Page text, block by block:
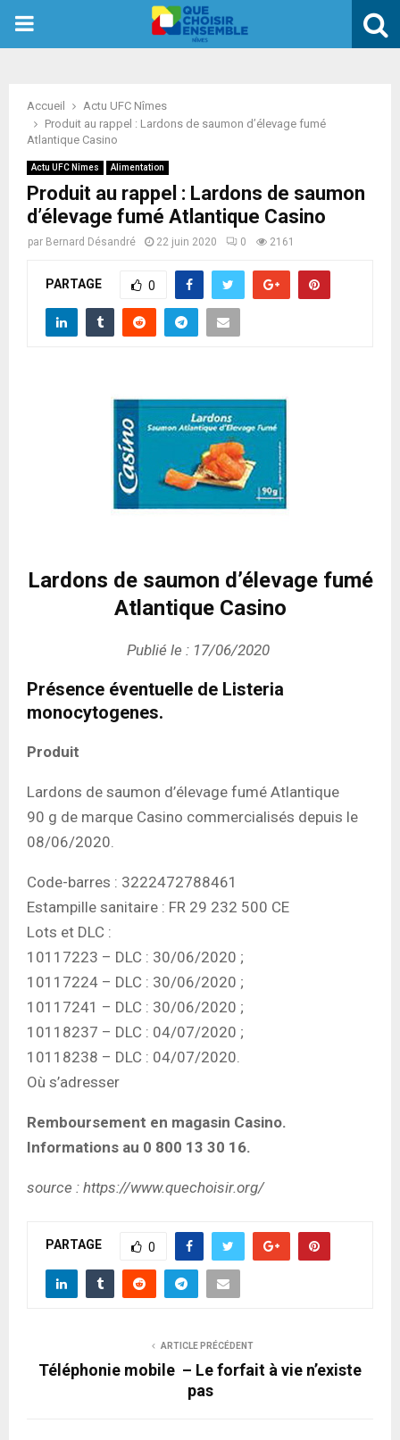
PRIMARY
Accueil
Actu UFC Nîmes
Produit au rappel : Lardons de saumon d’élevage fumé
Atlantique Casino
Actu UFC Nîmes Alimentation
Produit au rappel : Lardons de saumon
d’élevage fumé Atlantique Casino
par Bernard Désandré 22 juin 2020 0 2161
PARTAGE 0
Lardons de saumon d’élevage fumé
Atlantique Casino
Publié le : 17/06/2020
Présence éventuelle de Listeria
monocytogenes.
Produit
Lardons de saumon d’élevage fumé Atlantique
90 g de marque Casino commercialisés depuis le
08/06/2020.
Code-barres : 3222472788461
Estampille sanitaire : FR 29 232 500 CE
Lots et DLC :
10117223 – DLC : 30/06/2020 ;
10117224 – DLC : 30/06/2020 ;
10117241 – DLC : 30/06/2020 ;
10118237 – DLC : 04/07/2020 ;
10118238 – DLC : 04/07/2020.
Où s’adresser
Remboursement en magasin Casino.
Informations au 0 800 13 30 16.
source : https://www.quechoisir.org/
PARTAGE 0
ARTICLE PRÉCÉDENT
Téléphonie mobile – Le forfait à vie n’existe
pas